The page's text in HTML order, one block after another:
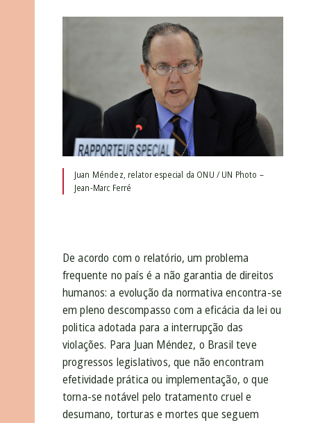
Juan Méndez, relator especial da ONU / UN Photo –
Jean-Marc Ferré
De acordo com o relatório, um problema
frequente no país é a não garantia de direitos
humanos: a evolução da normativa encontra-se
em pleno descompasso com a eficácia da lei ou
politica adotada para a interrupção das
violações. Para Juan Méndez, o Brasil teve
progressos legislativos, que não encontram
efetividade prática ou implementação, o que
torna-se notável pelo tratamento cruel e
desumano, torturas e mortes que seguem